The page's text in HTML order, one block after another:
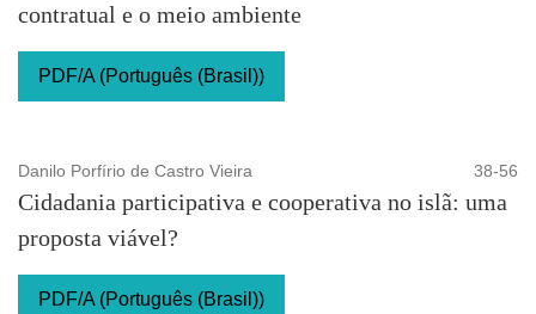
contratual e o meio ambiente
PDF/A (Português (Brasil))
Danilo Porfírio de Castro Vieira 38-56
Cidadania participativa e cooperativa no islã: uma
proposta viável?
PDF/A (Português (Brasil))